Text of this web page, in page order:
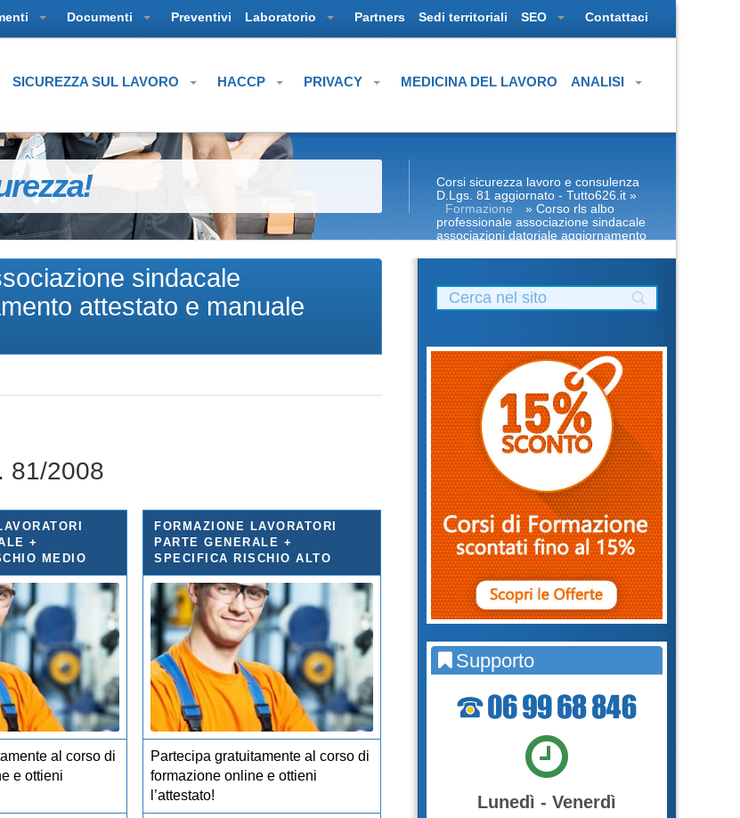
Documenti Preventivi Laboratorio Partners Sedi territoriali SEO Contattaci
SICUREZZA SUL LAVORO HACCP PRIVACY MEDICINA DEL LAVORO ANALISI
Corsi sicurezza lavoro e consulenza
D.Lgs. 81 aggiornato - Tutto626.it »
Formazione
» Corso rls albo
professionale associazione sindacale
associazioni datoriale aggiornamento
alimentarista corso
sindacale
attestato e manuale
81/2008
+
MEDIO
al corso di
e ottieni
FORMAZIONE LAVORATORI
PARTE GENERALE +
SPECIFICA RISCHIO ALTO
Partecipa gratuitamente al corso di
formazione online e ottieni
l’attestato!
Supporto
Lunedì - Venerdì